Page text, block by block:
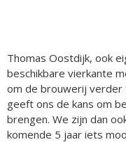
Thomas Oostdijk, ook
beschikbare vierkante
om de brouwerij verder
geeft ons de kans om
brengen. We zijn dan
komende 5 jaar iets